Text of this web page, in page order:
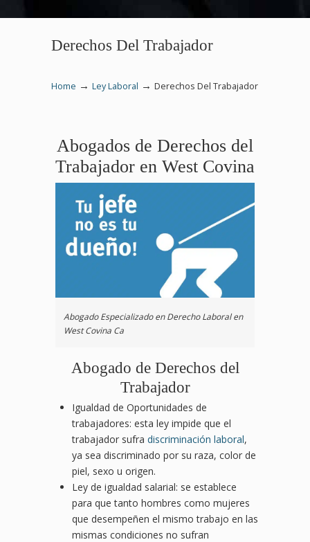
Derechos Del Trabajador
Home → Ley Laboral → Derechos Del Trabajador
Abogados de Derechos del
Trabajador en West Covina
Abogado Especializado en Derecho Laboral en
West Covina Ca
Abogado de Derechos del
Trabajador
Igualdad de Oportunidades de
trabajadores: esta ley impide que el
trabajador sufra discriminación laboral,
ya sea discriminado por su raza, color de
piel, sexo u origen.
Ley de igualdad salarial: se establece
para que tanto hombres como mujeres
que desempeñen el mismo trabajo en las
mismas condiciones no sufran